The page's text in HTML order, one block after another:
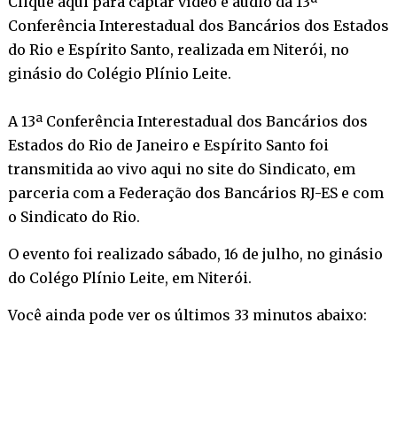
Conferência Interestadual dos Bancários dos Estados
do Rio e Espírito Santo, realizada em Niterói, no
ginásio do Colégio Plínio Leite.
A 13ª Conferência Interestadual dos Bancários dos
Estados do Rio de Janeiro e Espírito Santo foi
transmitida ao vivo aqui no site do Sindicato, em
parceria com a Federação dos Bancários RJ-ES e com
o Sindicato do Rio.
O evento foi realizado sábado, 16 de julho, no ginásio
do Colégo Plínio Leite, em Niterói.
Você ainda pode ver os últimos 33 minutos abaixo: